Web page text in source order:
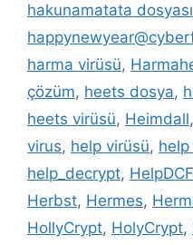
hakunamatata
harma virüsü,
çözüm, heets dosya,
heets virüsü, Heimdall,
virus, help virüsü,
help_decrypt,
Herbst, Hermes,
HollyCrypt, HolyCrypt,